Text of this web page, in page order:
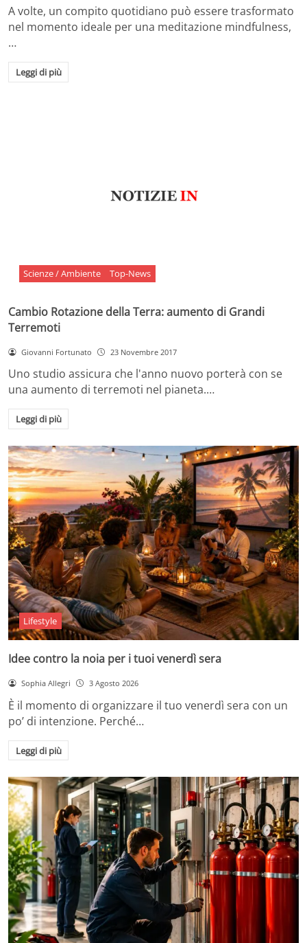
A volte, un compito quotidiano può essere trasformato
nel momento ideale per una meditazione mindfulness,
…
Leggi di più
Scienze / Ambiente Top-News
Cambio Rotazione della Terra: aumento di Grandi
Terremoti
Giovanni Fortunato 23 Novembre 2017
Uno studio assicura che l'anno nuovo porterà con se
una aumento di terremoti nel pianeta.…
Leggi di più
Lifestyle
Idee contro la noia per i tuoi venerdì sera
Sophia Allegri 3 Agosto 2026
È il momento di organizzare il tuo venerdì sera con un
po’ di intenzione. Perché…
Leggi di più